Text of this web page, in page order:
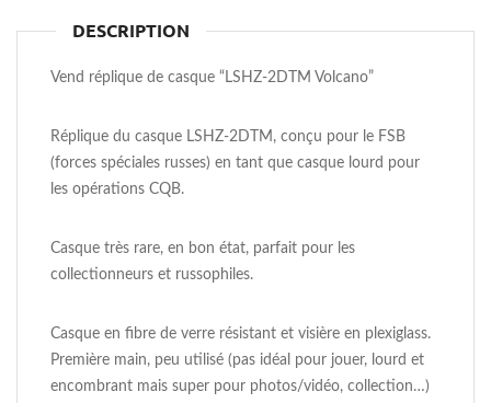
DESCRIPTION
Vend réplique de casque “LSHZ-2DTM Volcano”
Réplique du casque LSHZ-2DTM, conçu pour le FSB
(forces spéciales russes) en tant que casque lourd pour
les opérations CQB.
Casque très rare, en bon état, parfait pour les
collectionneurs et russophiles.
Casque en fibre de verre résistant et visière en plexiglass.
Première main, peu utilisé (pas idéal pour jouer, lourd et
encombrant mais super pour photos/vidéo, collection…)